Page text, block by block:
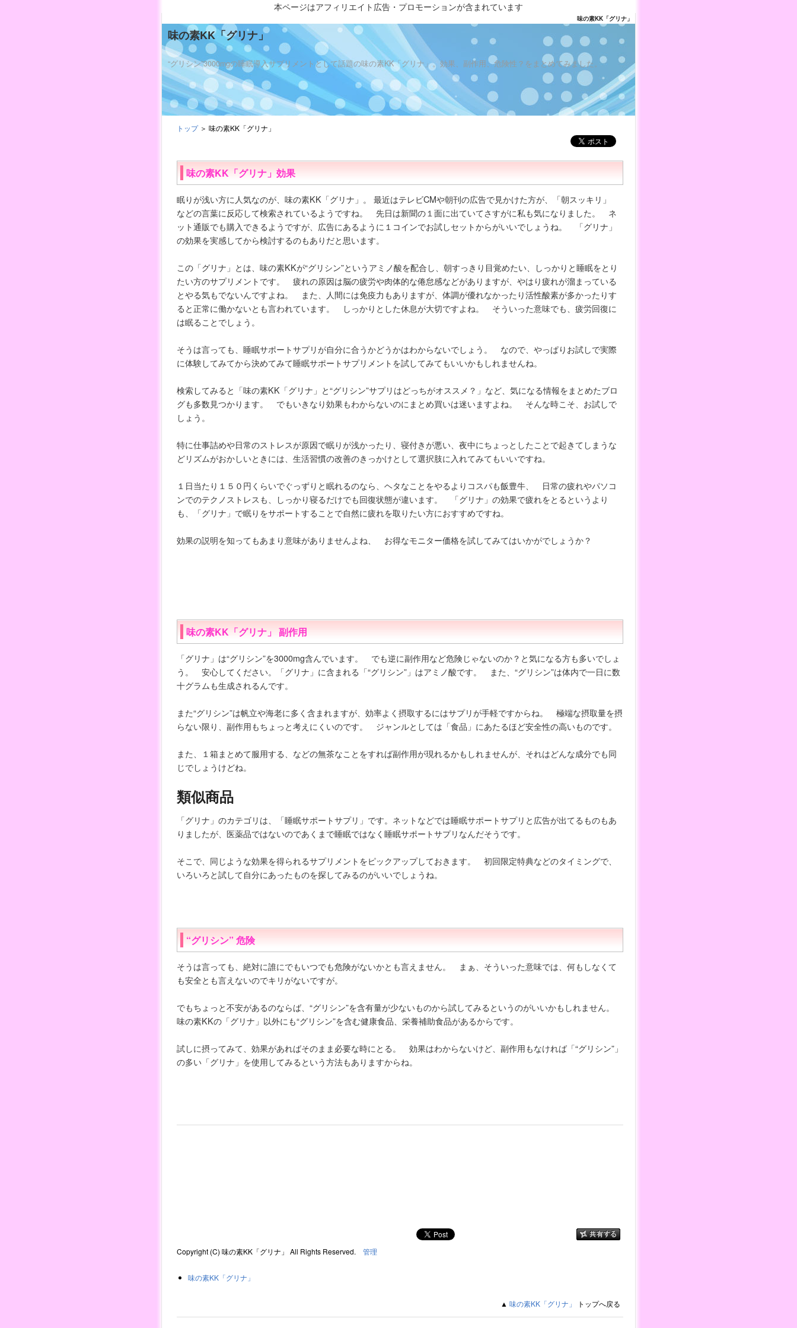
本ページはアフィリエイト広告・プロモーションが含まれています
味の素KK「グリナ」
味の素KK「グリナ」
“グリシン”3000mgの睡眠導入サプリメントとして話題の味の素KK「グリナ」。効果、副作用、危険性？をまとめてみました。
トップ＞ 味の素KK「グリナ」
味の素KK「グリナ」効果
眠りが浅い方に人気なのが、味の素KK「グリナ」。 最近はテレビCMや朝刊の広告で見かけた方が、「朝スッキリ」
などの言葉に反応して検索されているようですね。 先日は新聞の１面に出ていてさすがに私も気になりました。 ネ
ット通販でも購入できるようですが、広告にあるように１コインでお試しセットからがいいでしょうね。 「グリナ」
の効果を実感してから検討するのもありだと思います。
この「グリナ」とは、味の素KKが“グリシン”というアミノ酸を配合し、朝すっきり目覚めたい、しっかりと睡眠をとり
たい方のサプリメントです。 疲れの原因は脳の疲労や肉体的な倦怠感などがありますが、やはり疲れが溜まっている
とやる気もでないんですよね。 また、人間には免疫力もありますが、体調が優れなかったり活性酸素が多かったりす
ると正常に働かないとも言われています。 しっかりとした休息が大切ですよね。 そういった意味でも、疲労回復に
は眠ることでしょう。
そうは言っても、睡眠サポートサプリが自分に合うかどうかはわからないでしょう。 なので、やっぱりお試しで実際
に体験してみてから決めてみて睡眠サポートサプリメントを試してみてもいいかもしれませんね。
検索してみると「味の素KK「グリナ」と“グリシン”サプリはどっちがオススメ？」など、気になる情報をまとめたブロ
グも多数見つかります。 でもいきなり効果もわからないのにまとめ買いは迷いますよね。 そんな時こそ、お試しで
しょう。
特に仕事詰めや日常のストレスが原因で眠りが浅かったり、寝付きが悪い、夜中にちょっとしたことで起きてしまうな
どリズムがおかしいときには、生活習慣の改善のきっかけとして選択肢に入れてみてもいいですね。
１日当たり１５０円くらいでぐっずりと眠れるのなら、ヘタなことをやるよりコスパも飯豊牛、 日常の疲れやパソコ
ンでのテクノストレスも、しっかり寝るだけでも回復状態が違います。 「グリナ」の効果で疲れをとるというより
も、「グリナ」で眠りをサポートすることで自然に疲れを取りたい方におすすめですね。
効果の説明を知ってもあまり意味がありませんよね、 お得なモニター価格を試してみてはいかがでしょうか？
味の素KK「グリナ」 副作用
「グリナ」は“グリシン”を3000mg含んでいます。 でも逆に副作用など危険じゃないのか？と気になる方も多いでしょ
う。 安心してください。「グリナ」に含まれる「“グリシン”」はアミノ酸です。 また、“グリシン”は体内で一日に数
十グラムも生成されるんです。
また“グリシン”は帆立や海老に多く含まれますが、効率よく摂取するにはサプリが手軽ですからね。 極端な摂取量を摂
らない限り、副作用もちょっと考えにくいのです。 ジャンルとしては「食品」にあたるほど安全性の高いものです。
また、１箱まとめて服用する、などの無茶なことをすれば副作用が現れるかもしれませんが、それはどんな成分でも同
じでしょうけどね。
類似商品
「グリナ」のカテゴリは、「睡眠サポートサプリ」です。ネットなどでは睡眠サポートサプリと広告が出てるものもあ
りましたが、医薬品ではないのであくまで睡眠ではなく睡眠サポートサプリなんだそうです。
そこで、同じような効果を得られるサプリメントをピックアップしておきます。 初回限定特典などのタイミングで、
いろいろと試して自分にあったものを探してみるのがいいでしょうね。
“グリシン” 危険
そうは言っても、絶対に誰にでもいつでも危険がないかとも言えません。 まぁ、そういった意味では、何もしなくて
も安全とも言えないのでキリがないですが。
でもちょっと不安があるのならば、“グリシン”を含有量が少ないものから試してみるというのがいいかもしれません。
味の素KKの「グリナ」以外にも“グリシン”を含む健康食品、栄養補助食品があるからです。
試しに摂ってみて、効果があればそのまま必要な時にとる。 効果はわからないけど、副作用もなければ「“グリシン”」
の多い「グリナ」を使用してみるという方法もありますからね。
Copyright (C) 味の素KK「グリナ」 All Rights Reserved. 管理
味の素KK「グリナ」
▲ 味の素KK「グリナ」 トップへ戻る